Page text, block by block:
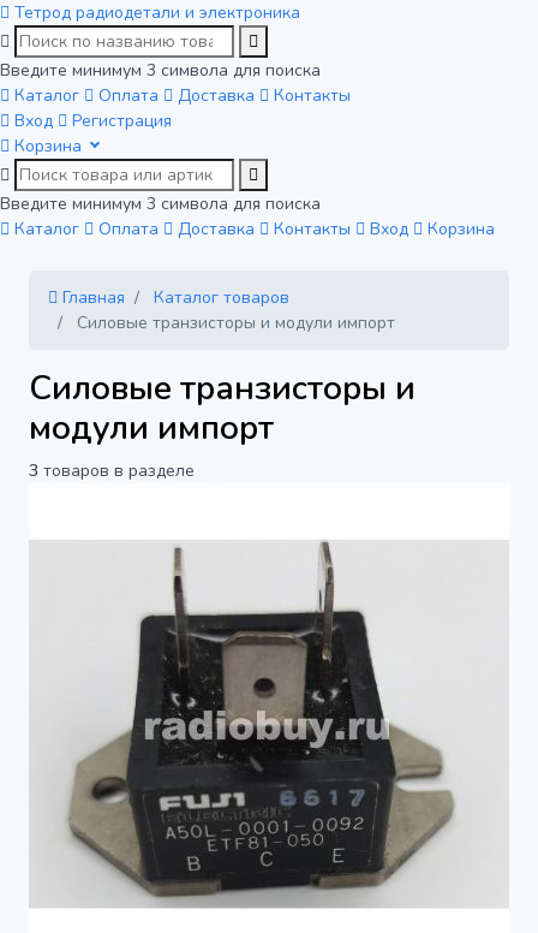
Тетрод радиодетали и электроника
Введите минимум 3 символа для поиска
Каталог
Оплата Доставка
Контакты
Вход
Регистрация
Корзина
Введите минимум 3 символа для поиска
Каталог
Оплата Доставка Контакты Вход Корзина
Главная
Каталог товаров
Силовые транзисторы и модули импорт
Силовые транзисторы и
модули импорт
3 товаров в разделе